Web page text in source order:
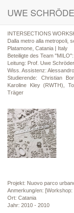
UWE
INTERSECTIONS
Dalla metro alla metropoli,
Platamone, Catania | Italy
Beteiligte des Team "MILO":
Leitung: Prof. Uwe
Wiss. Assistenz:
Studierende: Christian
Karoline Kley (RWTH),
Träger
Projekt: Nuovo parco
Anmerkung/en: [Workshop:
Ort: Catania
Jahr: 2010 - 2010